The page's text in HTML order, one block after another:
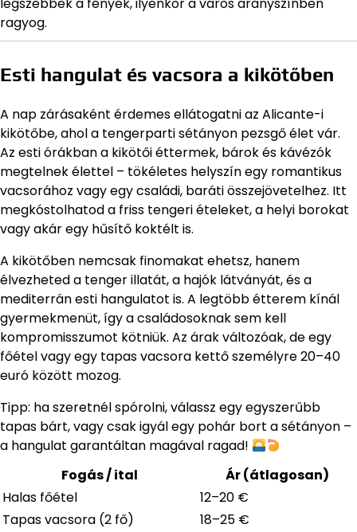
legszebbek a fények, ilyenkor a város aranyszínben
ragyog.
Esti hangulat és vacsora a kikötőben
A nap zárásaként érdemes ellátogatni az Alicante-i
kikötőbe, ahol a tengerparti sétányon pezsgő élet vár.
Az esti órákban a kikötői éttermek, bárok és kávézók
megtelnek élettel – tökéletes helyszín egy romantikus
vacsorához vagy egy családi, baráti összejövetelhez. Itt
megkóstolhatod a friss tengeri ételeket, a helyi borokat
vagy akár egy hűsítő koktélt is.
A kikötőben nemcsak finomakat ehetsz, hanem
élvezheted a tenger illatát, a hajók látványát, és a
mediterrán esti hangulatot is. A legtöbb étterem kínál
gyermekmenüt, így a családosoknak sem kell
kompromisszumot kötniük. Az árak változóak, de egy
főétel vagy egy tapas vacsora kettő személyre 20–40
euró között mozog.
Tipp: ha szeretnél spórolni, válassz egy egyszerűbb
tapas bárt, vagy csak igyál egy pohár bort a sétányon –
a hangulat garantáltan magával ragad!
Fogás / ital
Ár (átlagosan)
Halas főétel
12–20 €
Tapas vacsora (2 fő)
18–25 €